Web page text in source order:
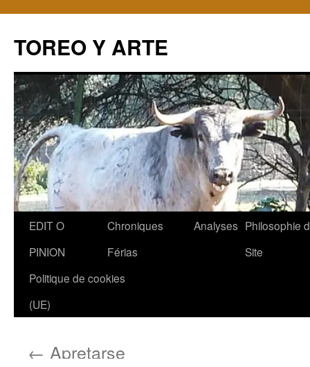
TOREO Y ARTE
Aller
contenu
EDIT O
PINION
Chroniques
Férias
Analyses Philosophie
Site
Politique de cookies
(UE)
← Apretarse